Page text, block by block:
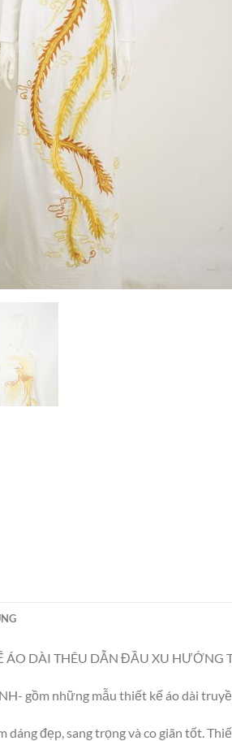
DÀI THÊU DẪN ĐẦU XU HƯỚNG
gồm những mẫu thiết kế áo dài
dáng đẹp, sang trọng và co giãn tốt.